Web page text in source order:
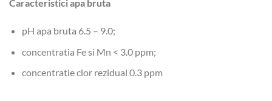
Caracteristici apa bruta
pH apa bruta 6.5 – 9.0;
concentratia Fe si Mn < 3.0 ppm;
concentratie clor rezidual 0.3 ppm